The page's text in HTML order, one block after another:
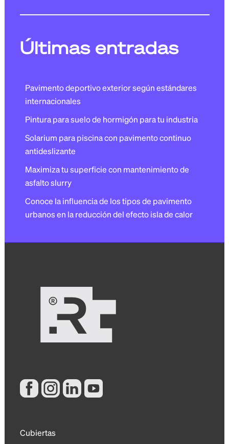
Últimas entradas
Pavimento deportivo exterior según estándares
internacionales
Pintura para suelo de hormigón para tu industria
Solarium para piscina con pavimento continuo
antideslizante
Maximiza tu superficie con mantenimiento de
asfalto slurry
Conoce la influencia de los tipos de pavimento
urbanos en la reducción del efecto isla de calor
Cubiertas